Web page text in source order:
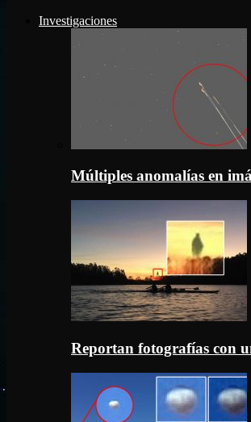
Investigaciones
Múltiples anomalías en
Reportan fotografías con